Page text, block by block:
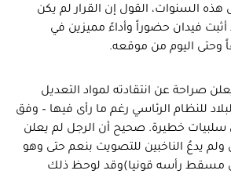
هذه السنوات، القول إن القرار لم يكن
أثبت فيدان حضوراً وأداءً مميزين في
وحتى اليوم من موقعه.
صراحة عن انتقادته لمواد التعديل
للنظام الرئاسي رغم ما رأى فيها – وفق
سلبيات خطيرة. صحيح أن الرجل لم يعلن
ولم يدعُ الناخبين للتصويت بنعم حتى وهو
مسقط رأسه قونيا)وقد لوحظ ذلك